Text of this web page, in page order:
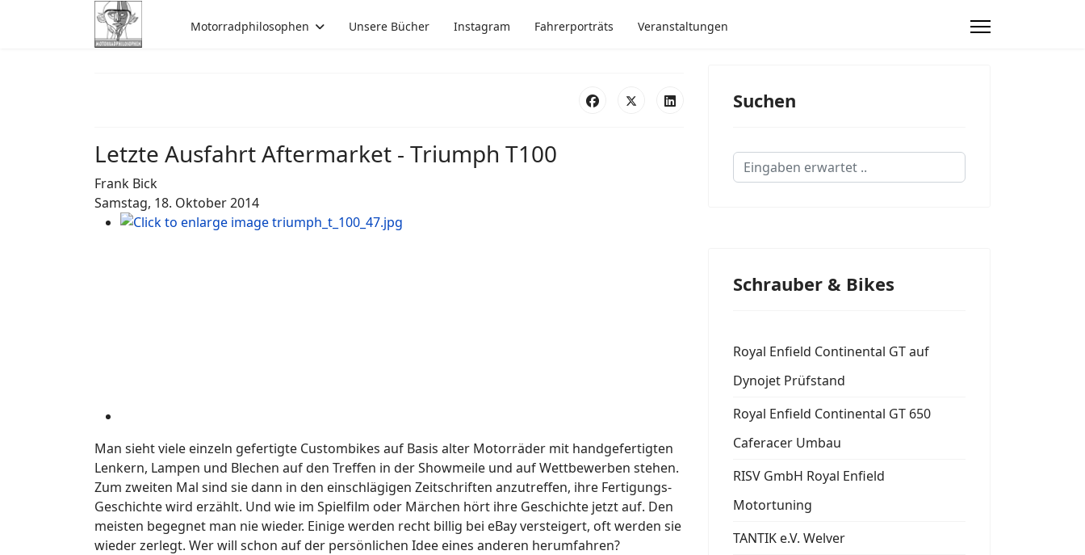
Motorradphilosophen Unsere Bücher Instagram Fahrerporträts Veranstaltungen
Letzte Ausfahrt Aftermarket - Triumph T100
Frank Bick
Samstag, 18. Oktober 2014
Man sieht viele einzeln gefertigte Custombikes auf Basis alter Motorräder mit handgefertigten
Lenkern, Lampen und Blechen auf den Treffen in der Showmeile und auf Wettbewerben stehen.
Zum zweiten Mal sind sie dann in den einschlägigen Zeitschriften anzutreffen, ihre Fertigungs-
Geschichte wird erzählt. Und wie im Spielfilm oder Märchen hört ihre Geschichte jetzt auf. Den
meisten begegnet man nie wieder. Einige werden recht billig bei eBay versteigert, oft werden sie
wieder zerlegt. Wer will schon auf der persönlichen Idee eines anderen herumfahren?
Suchen
Suchen...
Schrauber & Bikes
Royal Enfield Continental GT auf
Dynojet Prüfstand
Royal Enfield Continental GT 650
Caferacer Umbau
RISV GmbH Royal Enfield
Motortuning
TANTIK e.V. Welver